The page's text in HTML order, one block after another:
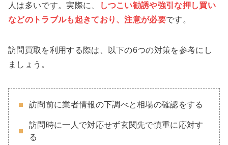
人は多いです。実際に、
しつこい勧誘や強引な押し買い
などのトラブルも起きており、注意が必要です。
訪問買取を利用する際は、以下の6つの対策を参考にし
ましょう。
訪問前に業者情報の下調べと相場の確認をする
訪問時に一人で対応せず玄関先で慎重に応対す
る